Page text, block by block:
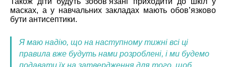
масках, а у навчальних закладах мають обов’язково
бути антисептики.
Я маю надію, що на наступному тижні всі ці
правила вже будуть нами розроблені, і ми будемо
подавати їх на затвердження для того, щоб